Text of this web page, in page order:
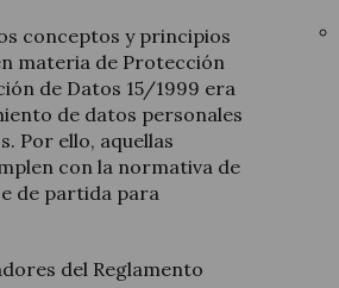
conceptos y principios
materia de Protección
de Datos 15/1999 era
de datos personales
Por ello, aquellas
con la normativa de
de partida para
del Reglamento